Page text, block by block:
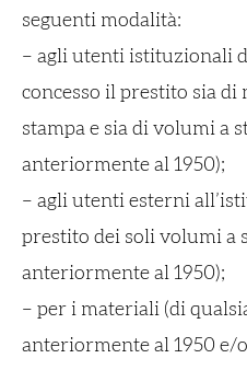
seguenti modalità:
– agli utenti istituzionali
concesso il prestito sia di
stampa e sia di volumi a
anteriormente al 1950);
– agli utenti esterni
prestito dei soli volumi a
anteriormente al 1950);
– per i materiali (di
anteriormente al 1950 e/